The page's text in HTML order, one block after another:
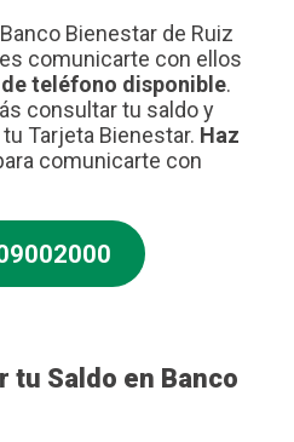
Bienestar de Ruiz
comunicarte con ellos
teléfono disponible.
consultar tu saldo y
Tarjeta Bienestar. Haz
comunicarte con
tu Saldo en Banco